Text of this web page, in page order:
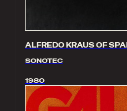
ALFREDO KRAUS OF
SONOTEC
1980